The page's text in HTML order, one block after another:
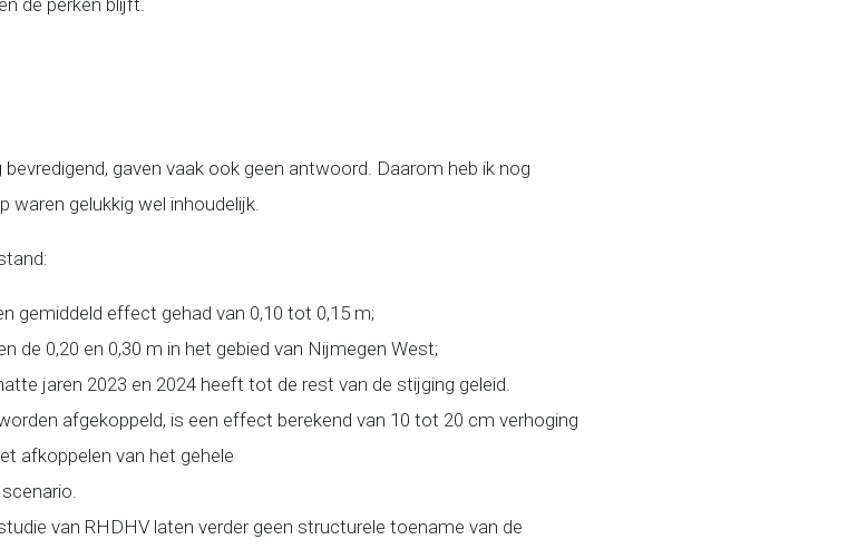
gaven vaak ook geen antwoord. Daarom heb ik nog
waren gelukkig wel inhoudelijk.
gemiddeld effect gehad van 0,10 tot 0,15 m;
0,20 en 0,30 m in het gebied van Nijmegen West;
jaren 2023 en 2024 heeft tot de rest van de stijging geleid.
afgekoppeld, is een effect berekend van 10 tot 20 cm verhoging
afkoppelen van het gehele
van RHDHV laten verder geen structurele toename van de